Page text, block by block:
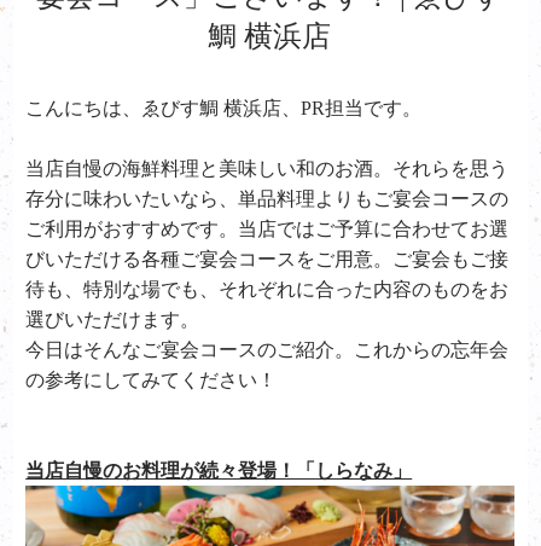
鯛 横浜店
こんにちは、ゑびす鯛 横浜店、PR担当です。
当店自慢の海鮮料理と美味しい和のお酒。それらを思う
存分に味わいたいなら、単品料理よりもご宴会コースの
ご利用がおすすめです。当店ではご予算に合わせてお選
びいただける各種ご宴会コースをご用意。ご宴会もご接
待も、特別な場でも、それぞれに合った内容のものをお
選びいただけます。
今日はそんなご宴会コースのご紹介。これからの忘年会
の参考にしてみてください！
当店自慢のお料理が続々登場！「しらなみ」